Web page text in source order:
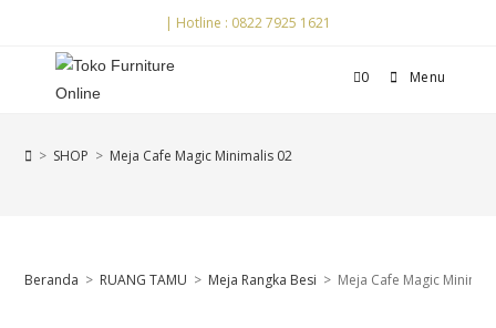
| Hotline : 0822 7925 1621
0 Menu
> SHOP > Meja Cafe Magic Minimalis 02
Beranda > RUANG TAMU > Meja Rangka Besi > Meja Cafe Magic